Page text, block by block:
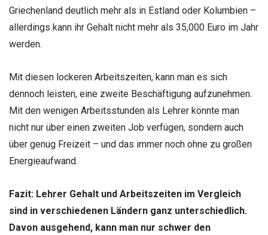
Griechenland deutlich mehr als in Estland oder Kolumbien –
allerdings kann ihr Gehalt nicht mehr als 35,000 Euro im Jahr
werden.
Mit diesen lockeren Arbeitszeiten, kann man es sich
dennoch leisten, eine zweite Beschäftigung aufzunehmen.
Mit den wenigen Arbeitsstunden als Lehrer könnte man
nicht nur über einen zweiten Job verfügen, sondern auch
über genug Freizeit – und das immer noch ohne zu großen
Energieaufwand.
Fazit: Lehrer Gehalt und Arbeitszeiten im Vergleich
sind in verschiedenen Ländern ganz unterschiedlich.
Davon ausgehend, kann man nur schwer den